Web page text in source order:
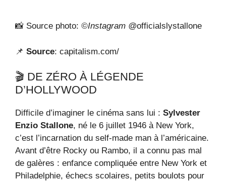
📸 Source photo: ©Instagram @officialslystallone
📌 Source: capitalism.com/
🎬 DE ZÉRO À LÉGENDE
D’HOLLYWOOD
Difficile d’imaginer le cinéma sans lui : Sylvester
Enzio Stallone, né le 6 juillet 1946 à New York,
c’est l’incarnation du self-made man à l’américaine.
Avant d’être Rocky ou Rambo, il a connu pas mal
de galères : enfance compliquée entre New York et
Philadelphie, échecs scolaires, petits boulots pour